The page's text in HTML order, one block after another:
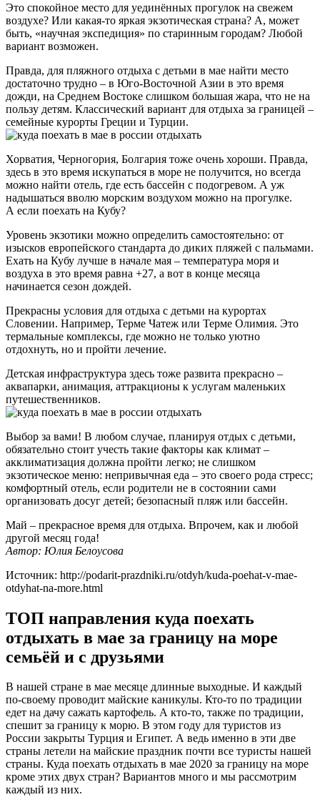
Это спокойное место для уединённых прогулок на свежем
воздухе? Или какая-то яркая экзотическая страна? А, может
быть, «научная экспедиция» по старинным городам? Любой
вариант возможен.
Правда, для пляжного отдыха с детьми в мае найти место
достаточно трудно – в Юго-Восточной Азии в это время
дожди, на Среднем Востоке слишком большая жара, что не на
пользу детям. Классический вариант для отдыха за границей –
семейные курорты Греции и Турции.
Хорватия, Черногория, Болгария тоже очень хороши. Правда,
здесь в это время искупаться в море не получится, но всегда
можно найти отель, где есть бассейн с подогревом. А уж
надышаться вволю морским воздухом можно на прогулке.
А если поехать на Кубу?
Уровень экзотики можно определить самостоятельно: от
изысков европейского стандарта до диких пляжей с пальмами.
Ехать на Кубу лучше в начале мая – температура моря и
воздуха в это время равна +27, а вот в конце месяца
начинается сезон дождей.
Прекрасны условия для отдыха с детьми на курортах
Словении. Например, Терме Чатеж или Терме Олимия. Это
термальные комплексы, где можно не только уютно
отдохнуть, но и пройти лечение.
Детская инфраструктура здесь тоже развита прекрасно –
аквапарки, анимация, аттракционы к услугам маленьких
путешественников.
Выбор за вами! В любом случае, планируя отдых с детьми,
обязательно стоит учесть такие факторы как климат –
акклиматизация должна пройти легко; не слишком
экзотическое меню: непривычная еда – это своего рода стресс;
комфортный отель, если родители не в состоянии сами
организовать досуг детей; безопасный пляж или бассейн.
Май – прекрасное время для отдыха. Впрочем, как и любой
другой месяц года!
Автор: Юлия Белоусова
Источник: http://podarit-prazdniki.ru/otdyh/kuda-poehat-v-mae-
otdyhat-na-more.html
ТОП направления куда поехать
отдыхать в мае за границу на море
семьёй и с друзьями
В нашей стране в мае месяце длинные выходные. И каждый
по-своему проводит майские каникулы. Кто-то по традиции
едет на дачу сажать картофель. А кто-то, также по традиции,
спешит за границу к морю. В этом году для туристов из
России закрыты Турция и Египет. А ведь именно в эти две
страны летели на майские праздник почти все туристы нашей
страны. Куда поехать отдыхать в мае 2020 за границу на море
кроме этих двух стран? Вариантов много и мы рассмотрим
каждый из них.